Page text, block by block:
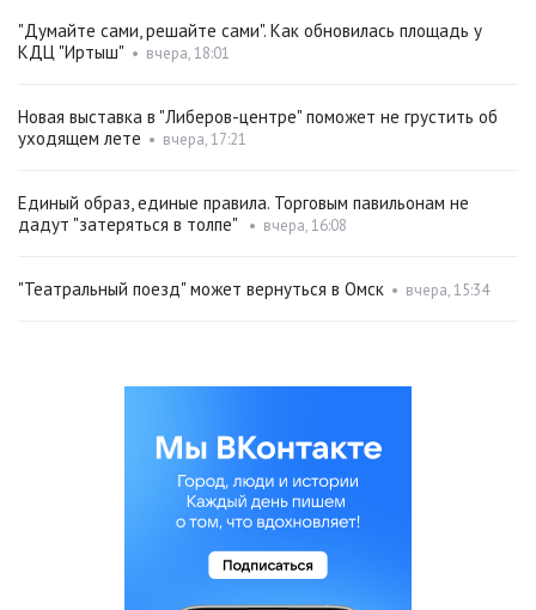
"Думайте сами, решайте сами". Как обновилась площадь у
КДЦ "Иртыш" • вчера, 18:01
Новая выставка в "Либеров-центре" поможет не грустить об
уходящем лете • вчера, 17:21
Единый образ, единые правила. Торговым павильонам не
дадут "затеряться в толпе"
• вчера, 16:08
"Театральный поезд" может вернуться в Омск • вчера, 15:34